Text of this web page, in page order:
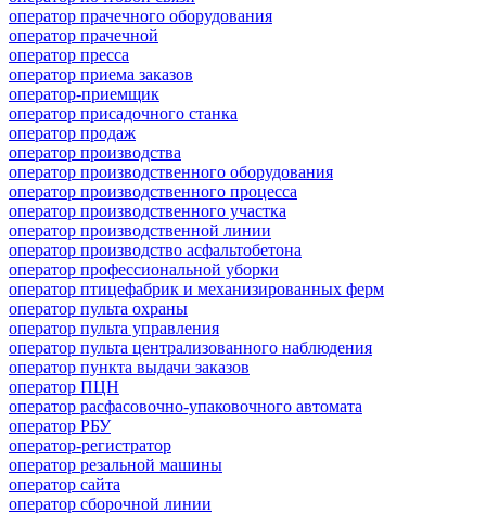
оператор прачечного оборудования
оператор прачечной
оператор пресса
оператор приема заказов
оператор-приемщик
оператор присадочного станка
оператор продаж
оператор производства
оператор производственного оборудования
оператор производственного процесса
оператор производственного участка
оператор производственной линии
оператор производство асфальтобетона
оператор профессиональной уборки
оператор птицефабрик и механизированных ферм
оператор пульта охраны
оператор пульта управления
оператор пульта централизованного наблюдения
оператор пункта выдачи заказов
оператор ПЦН
оператор расфасовочно-упаковочного автомата
оператор РБУ
оператор-регистратор
оператор резальной машины
оператор сайта
оператор сборочной линии